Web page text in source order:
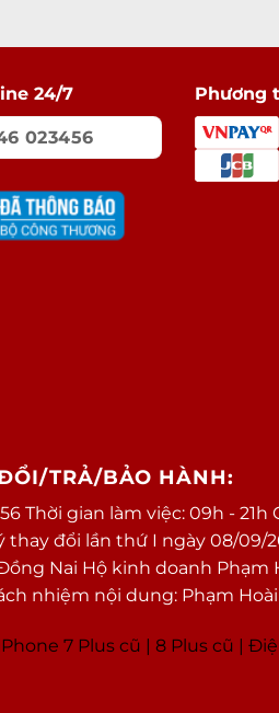
24/7
023456
Phương
TRẢ/BẢO HÀNH:
Thời gian làm việc: 09h -
thay đổi lần thứ I ngày 08/09/
Nai Hộ kinh doanh Phạm
nhiệm nội dung: Phạm
7 Plus cũ | 8 Plus cũ |